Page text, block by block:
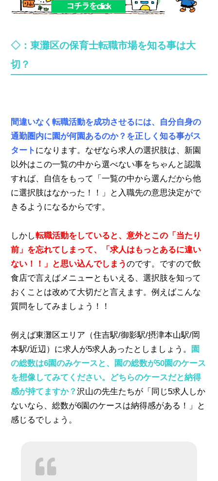
◇：東灘区の保育士転職市場を知る事は大
切？
間違いなく転職活動を成功させるには、自分自身の
通勤圏内に園が何園あるのか？を正しく知る事がス
タート になります。なぜなら求人の選択肢は、新園
以外はこの一覧の中から選べない事をちゃんと認識
すれば、自信をもって「一覧の中から選んだから他
に選択肢はなかった！！」と入職先の意思決定がで
きるようになるからです。
しかし転職活動をしていると、意外とこの「当たり
前」を忘れてしまって、「求人はもっとあるに違い
ない！！」と思い込んでしまうのです。ですので飲
食店で言えばメニューともいえる、選択肢を知って
おくことは改めて大切だと言えます。例えばこんな
質問をしてみましょう！！
例えば東灘区エリア（住吉駅/御影駅/摂津本山駅/岡
本駅/近辺）に求人が5求人あったとしましょう。
園
の総数は6園のみケースと、園の総数が50園のケース
を想像してみてください。どちらのケースだと納得
感が持てますか？沢山の先生たちが「同じ5求人しか
ないなら、総数が6園のケースは納得感がある！」と
感じるでしょう。